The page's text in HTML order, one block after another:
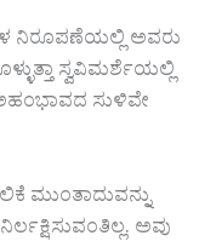
ನಿರೂಪಣೆಯಲ್ಲಿ ಅವರು
ಸ್ವವಿಮರ್ಶೆಯಲ್ಲಿ
ಸುಳಿವೇ
ಮುಂತಾದುವನ್ನು
ಅವು